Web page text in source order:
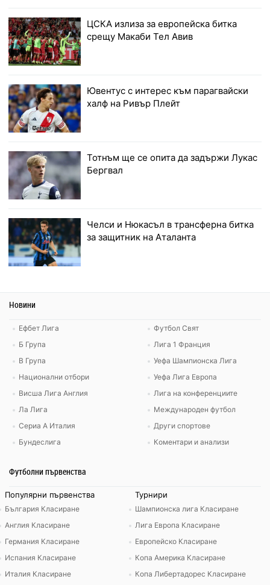
ЦСКА излиза за европейска битка
срещу Макаби Тел Авив
Ювентус с интерес към парагвайски
халф на Ривър Плейт
Тотнъм ще се опита да задържи Лукас
Бергвал
Челси и Нюкасъл в трансферна битка
за защитник на Аталанта
Новини
Ефбет Лига
Б Група
В Група
Национални отбори
Висша Лига Англия
Ла Лига
Сериа А Италия
Бундеслига
Футбол Свят
Лига 1 Франция
Уефа Шампионска Лига
Уефа Лига Европа
Лига на конференциите
Международен футбол
Други спортове
Коментари и анализи
Футболни първенства
Популярни първенства
България Класиране
Англия Класиране
Германия Класиране
Испания Класиране
Италия Класиране
Турнири
Шампионска лига Класиране
Лига Европа Класиране
Европейско Класиране
Копа Америка Класиране
Копа Либертадорес Класиране